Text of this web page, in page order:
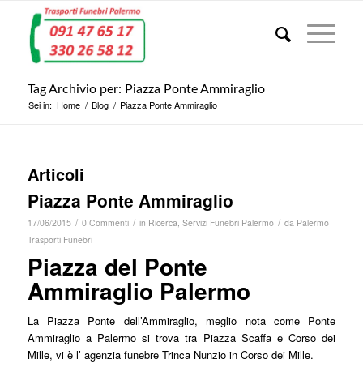
Tag Archivio per: Piazza Ponte Ammiraglio
Sei in: Home / Blog / Piazza Ponte Ammiraglio
Articoli
Piazza Ponte Ammiraglio
17/06/2015 / 0 Commenti / in Ricerca, Servizi Funebri Palermo / da Palermo
Trasporti Funebri
Piazza del Ponte
Ammiraglio Palermo
La Piazza Ponte dell’Ammiraglio, meglio nota come Ponte
Ammiraglio a Palermo si trova tra Piazza Scaffa e Corso dei
Mille, vi è l’ agenzia funebre Trinca Nunzio in Corso dei Mille.